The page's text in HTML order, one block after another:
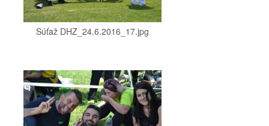
Súťaž DHZ_24.6.2016_17.jpg